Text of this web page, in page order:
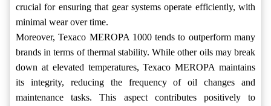
crucial for ensuring that gear systems operate efficiently, with
minimal wear over time.
Moreover, Texaco MEROPA 1000 tends to outperform many
brands in terms of thermal stability. While other oils may break
down at elevated temperatures, Texaco MEROPA maintains
its integrity, reducing the frequency of oil changes and
maintenance tasks. This aspect contributes positively to